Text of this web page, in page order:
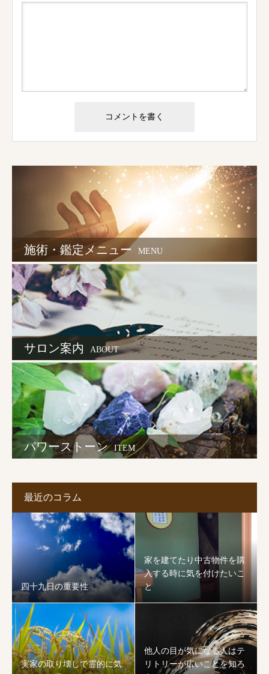
施術・鑑定メニュー MENU
サロン案内 ABOUT
パワーストーン ITEM
最近のコラム
四十九日の重要性
家を建てたり中古物件を購
入する時に気を付けたいこ
と
実家の取り壊しで霊的に気
他人の目が気になる人はテ
リトリーが広いことを知ろ